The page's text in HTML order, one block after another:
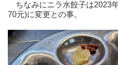
ちなみにニラ水餃子は2023
70元)に変更との事。